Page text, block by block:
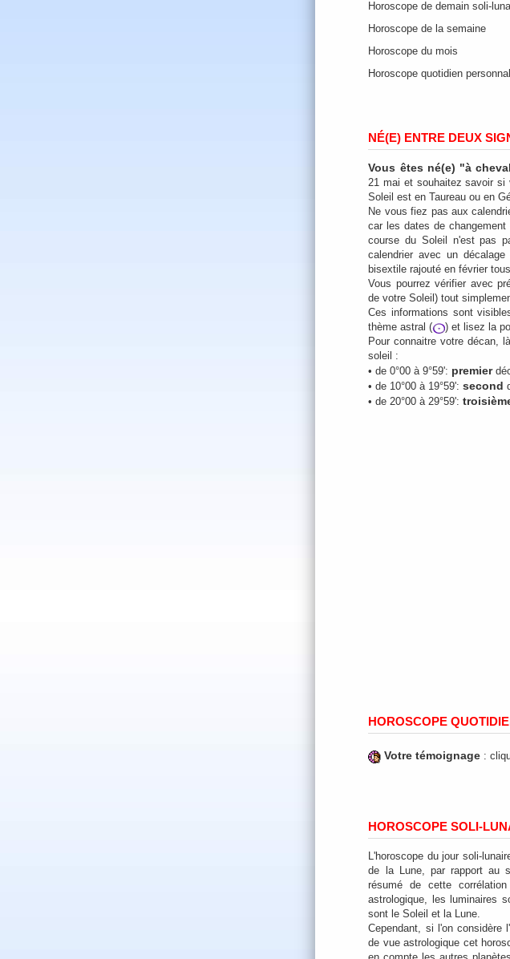
Horoscope de demain soli-
Horoscope de la semaine
Horoscope du mois
Horoscope quotidien
NÉ(E) ENTRE DEUX
Vous êtes né(e) "à
21 mai et souhaitez savoir si
Soleil est en Taureau ou en
Ne vous fiez pas aux
car les dates de
course du Soleil n'est pas
calendrier avec un
bisextile rajouté en février
Vous pourrez vérifier avec
de votreSoleil) tout
Ces informations sont
thème astral (
) et lisez la
Pour connaitre votre décan,
soleil :
• de 0°00 à 9°59': premier
• de 10°00 à 19°59':second
• de 20°00 à 29°59':
HOROSCOPE
Votre témoignage :
HOROSCOPE SOLI-
L'horoscope du jour soli-
de la Lune, par rapport au
résumé de cette
astrologique, les luminaires
sont le Soleil et la Lune.
Cependant, si l'on considère
de vue astrologique cet